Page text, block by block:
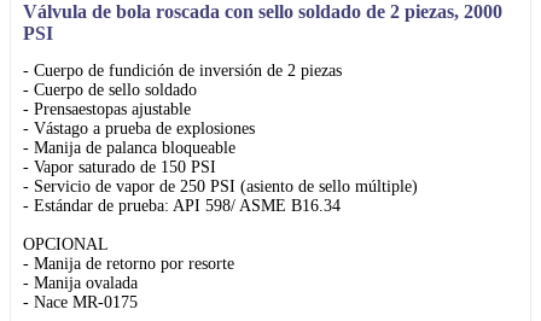
Válvula de bola roscada con sello soldado de 2 piezas, 2000
PSI
- Cuerpo de fundición de inversión de 2 piezas
- Cuerpo de sello soldado
- Prensaestopas ajustable
- Vástago a prueba de explosiones
- Manija de palanca bloqueable
- Vapor saturado de 150 PSI
- Servicio de vapor de 250 PSI (asiento de sello múltiple)
- Estándar de prueba: API 598/ ASME B16.34
OPCIONAL
- Manija de retorno por resorte
- Manija ovalada
- Nace MR-0175